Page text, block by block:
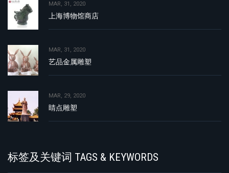
MAR, 31, 2020
上海博物馆商店
MAR, 31, 2020
艺品金属雕塑
MAR, 29, 2020
睛点雕塑
标签及关键词 TAGS & KEYWORDS